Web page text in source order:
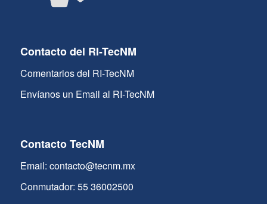
Contacto del RI-TecNM
Comentarios del RI-TecNM
Envíanos un Email al RI-TecNM
Contacto TecNM
Email: contacto@tecnm.mx
Conmutador: 55 36002500